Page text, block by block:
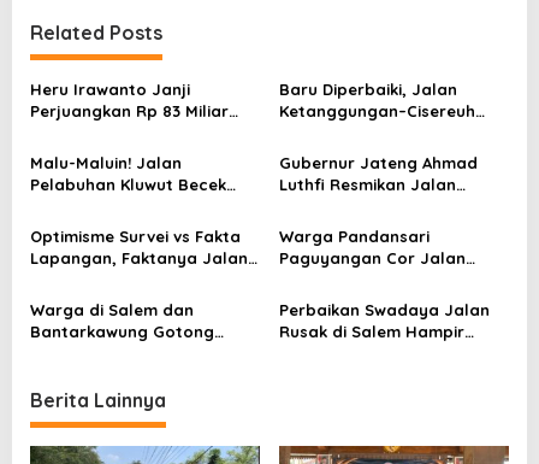
n
a
v
i
g
a
t
i
n
Related Posts
Heru Irawanto Janji
Perjuangkan Rp 83 Miliar
Rusak di Salem
Baru Diperbaiki, Jalan
Ketanggungan–Cisereuh
Parah! Warga Geram
Malu-Maluin! Jalan
Pelabuhan Kluwut Becek
Tutup Mata
Gubernur Jateng Ahmad
Luthfi Resmikan Jalan
Brebes Senang Sekali
Optimisme Survei vs Fakta
Lapangan, Faktanya Jalan
di Brebes
Warga Pandansari
Paguyangan Cor Jalan
Brebes yang Lamban
Warga di Salem dan
Bantarkawung Gotong
Perbaikan Swadaya Jalan
Rusak di Salem Hampir
Berita Lainnya